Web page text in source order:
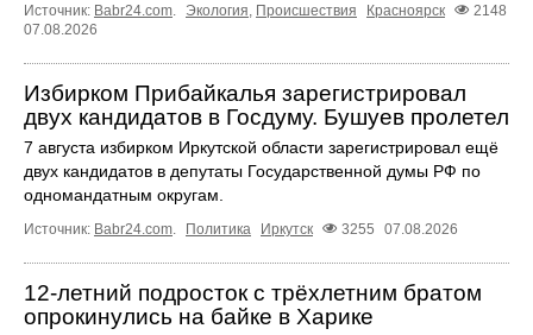
Источник: Babr24.com. Экология, Происшествия Красноярск
2148
07.08.2026
Избирком Прибайкалья зарегистрировал
двух кандидатов в Госдуму. Бушуев пролетел
7 августа избирком Иркутской области зарегистрировал ещё
двух кандидатов в депутаты Государственной думы РФ по
одномандатным округам.
Источник: Babr24.com. Политика Иркутск 3255 07.08.2026
12‑летний подросток с трёхлетним братом
опрокинулись на байке в Харике